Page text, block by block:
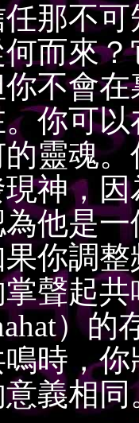
不可
而來
你不會
。你可
的靈魂
神，
他是
你調
聲起
）
時，
義相同